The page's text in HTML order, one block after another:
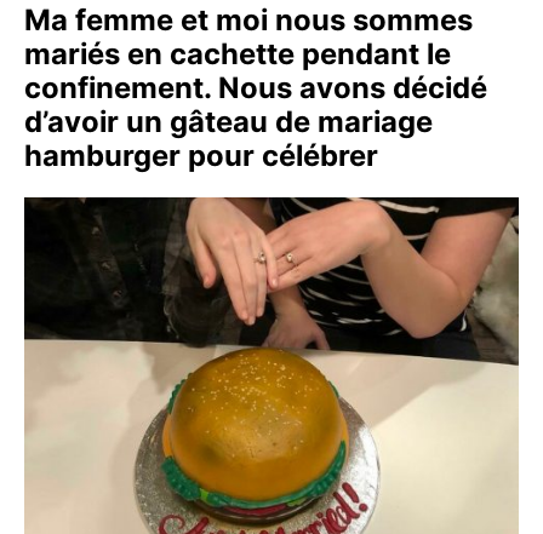
Ma femme et moi nous sommes
mariés en cachette pendant le
confinement. Nous avons décidé
d’avoir un gâteau de mariage
hamburger pour célébrer